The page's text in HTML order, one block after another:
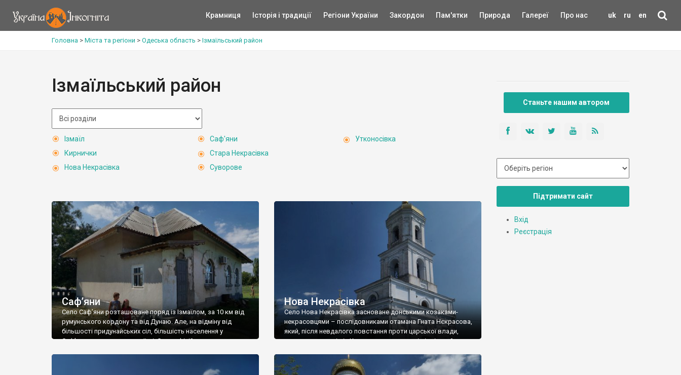
uk ru en
Крамниця Історія і традиції Регіони України Закордон Пам'ятки Природа Галереї Про нас
Головна > Міста та регіони > Одеська область > Ізмаїльський район
Ізмаїльський район
Ізмаїл
Кирнички
Нова Некрасівка
Саф'яни
Стара Некрасівка
Суворове
Утконосівка
Саф’яни
Село Саф’яни розташоване поряд із Ізмаїлом, за 10 км від
румунського кордону та від Дунаю. Але, на відміну від
більшості придунайських сіл, більшість населення у
Саф’янах становлять українці. Село офіційно заснували у
типовий історичний шлях, для поселення Бессарабії. Ним
Нова Некрасівка
Село Нова Некрасівка засноване донськими козаками-
некрасовцями – послідовниками отамана Гната Нєкрасова,
який, після невдалого повстання проти царської влади,
заключив договір із Кримським ханством і відвів на його
Пізніше, після захоплення Кубані росіянами, некрасовці
пішли в Бессарабію на Дунай, де отримали дозвіл на
Станьте нашим автором
Підтримати сайт
Вхід
Реєстрація